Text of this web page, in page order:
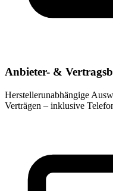
Anbieter- &
Herstellerunabhängige
Verträgen – inklusive